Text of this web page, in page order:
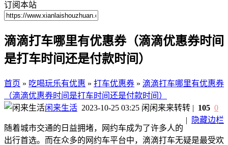
订阅本站
滴滴打车哪里有优惠券（滴滴优惠券时间
是打车时间还是付款时间）
首页 » 吃喝玩乐有优惠 » 打车优惠券 » 滴滴打车哪里有优惠券
（滴滴优惠券时间是打车时间还是付款时间）
闲来生活 2023-10-25 03:25 闲闲来来转转
|
隐藏边栏
| 105 0
随着城市交通的日益拥堵，网约车成为了许多人的
出行首选。而在众多的网约车平台中，滴滴打车无疑是最受欢